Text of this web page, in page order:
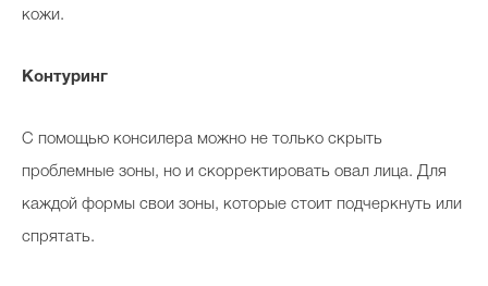
кожи.
Контуринг
С помощью консилера можно не только скрыть
проблемные зоны, но и скорректировать овал лица. Для
каждой формы свои зоны, которые стоит подчеркнуть или
спрятать.